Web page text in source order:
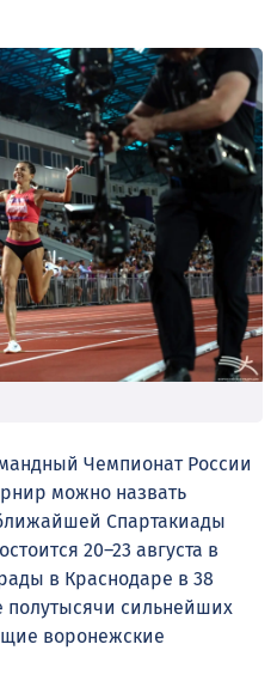
Чемпионат России
можно назвать
Спартакиады
20–23 августа в
в Краснодаре в 38
полутысячи сильнейших
воронежские